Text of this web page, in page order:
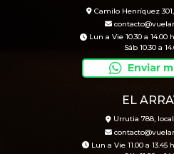
Camilo Henríquez
Lun a Vie 10.30 a 14.00
Sáb 10.30 a
Enviar
EL
Urrutia 788,
Lun a Vie 11.00 a 13.45